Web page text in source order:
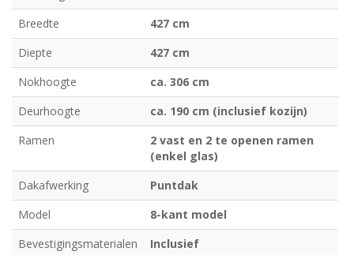
Breedte
427 cm
Diepte
427 cm
Nokhoogte
ca. 306 cm
Deurhoogte
ca. 190 cm (inclusief kozijn)
Ramen
2 vast en 2 te openen ramen
(enkel glas)
Dakafwerking
Puntdak
Model
8-kant model
Bevestigingsmaterialen
Inclusief